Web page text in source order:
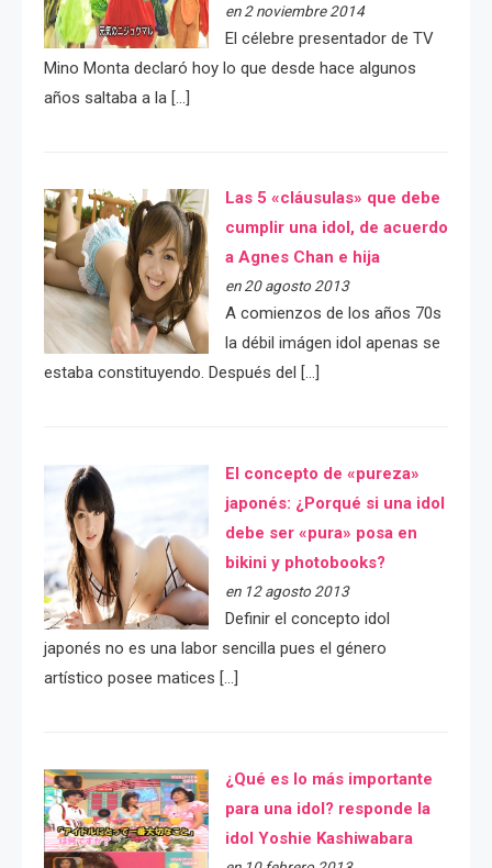
en 2 noviembre 2014
El célebre presentador de TV
Mino Monta declaró hoy lo que desde hace algunos
años saltaba a la […]
Las 5 «cláusulas» que debe
cumplir una idol, de acuerdo
a Agnes Chan e hija
en 20 agosto 2013
A comienzos de los años 70s
la débil imágen idol apenas se
estaba constituyendo. Después del […]
El concepto de «pureza»
japonés: ¿Porqué si una idol
debe ser «pura» posa en
bikini y photobooks?
en 12 agosto 2013
Definir el concepto idol
japonés no es una labor sencilla pues el género
artístico posee matices […]
¿Qué es lo más importante
para una idol? responde la
idol Yoshie Kashiwabara